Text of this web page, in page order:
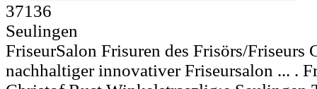
37136
Seulingen
FriseurSalon Frisuren des Frisörs/Friseurs
nachhaltiger innovativer Friseursalon ... .